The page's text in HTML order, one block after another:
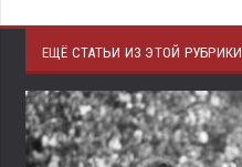
ЕЩЁ СТАТЬИ ИЗ ЭТОЙ РУБРИКИ